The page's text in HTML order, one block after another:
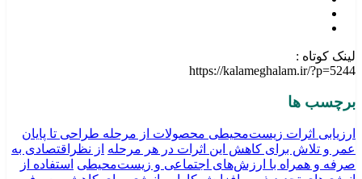
لینک کوتاه :
https://kalameghalam.ir/?p=5244
برچسب ها
ارزیابی اثرات زیست‌محیطی محصولات از مرحله طراحی تا پایان
عمر و تلاش برای کاهش این اثرات در هر مرحله از نظراقتصادی به
صرفه و همراه با ارزش‌های اجتماعی و زیست‌محیطی استفاده از